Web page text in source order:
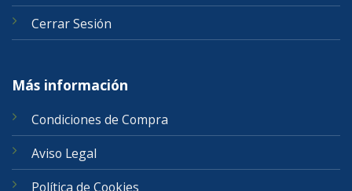
Cerrar Sesión
Más información
Condiciones de Compra
Aviso Legal
Política de Cookies